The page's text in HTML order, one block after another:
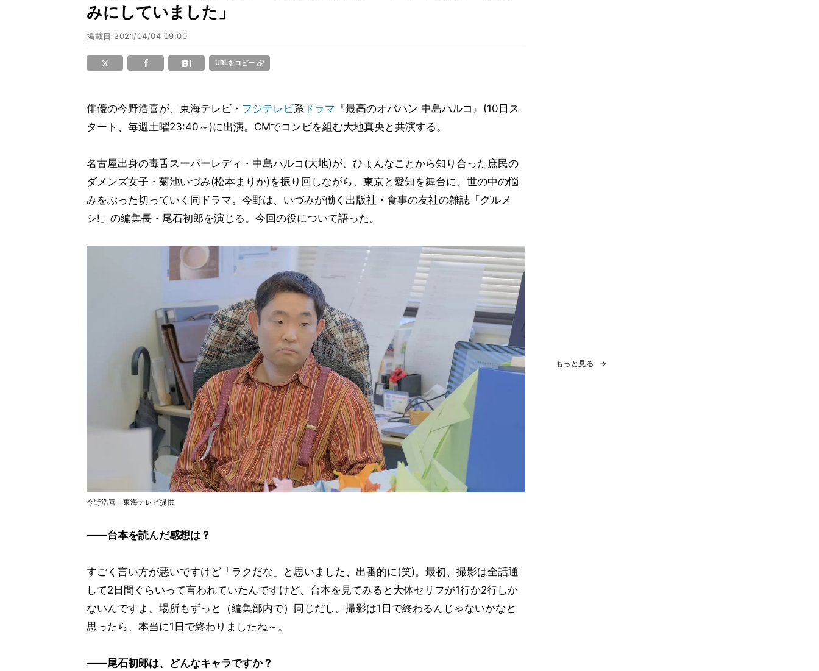
みにしていました」
掲載日 2021/04/04 09:00
URLをコピー
俳優の今野浩喜が、東海テレビ・ フジテレビ系 ドラマ 『最高のオバハン 中島ハルコ』(10日ス
タート、毎週土曜23:40～)に出演。CMでコンビを組む大地真央と共演する。
名古屋出身の毒舌スーパーレディ・中島ハルコ(大地)が、ひょんなことから知り合った庶民の
ダメンズ女子・菊池いづみ(松本まりか)を振り回しながら、東京と愛知を舞台に、世の中の悩
みをぶった切っていく同ドラマ。今野は、いづみが働く出版社・食事の友社の雑誌「グルメ
シ!」の編集長・尾石初郎を演じる。今回の役について語った。
今野浩喜＝東海テレビ提供
――台本を読んだ感想は？
すごく言い方が悪いですけど「ラクだな」と思いました、出番的に(笑)。最初、撮影は全話通
して2日間ぐらいって言われていたんですけど、台本を見てみると大体セリフが1行か2行しか
ないんですよ。場所もずっと（編集部内で）同じだし。撮影は1日で終わるんじゃないかなと
思ったら、本当に1日で終わりましたね～。
――尾石初郎は、どんなキャラですか？
もっと見る